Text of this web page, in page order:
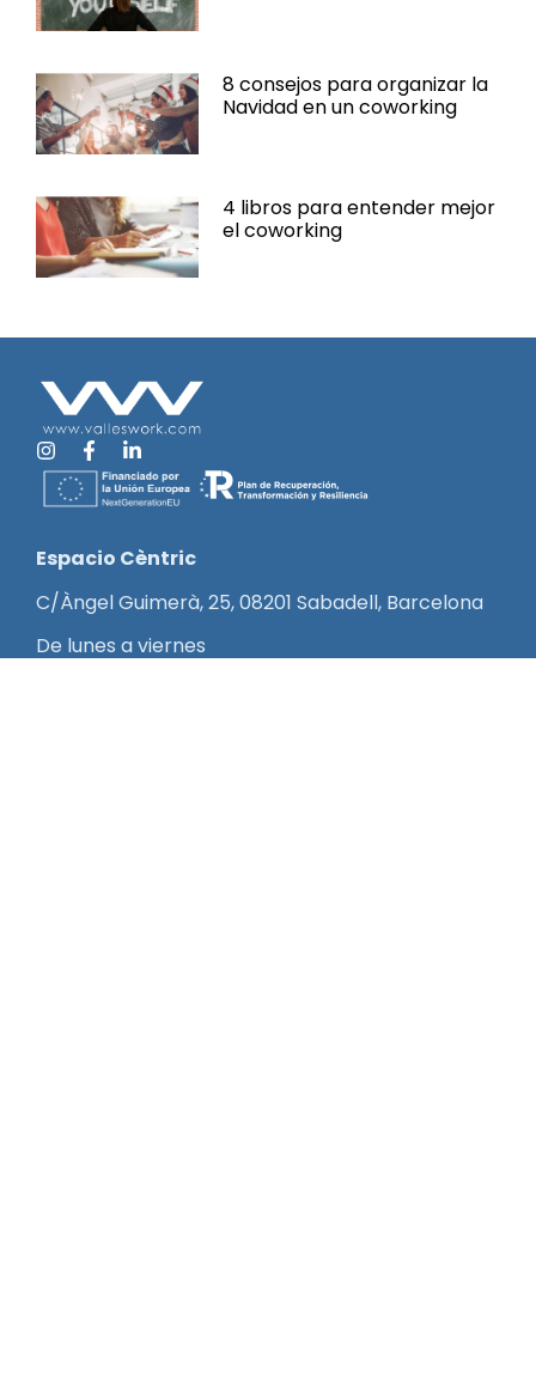
8 consejos para organizar la
Navidad en un coworking
4 libros para entender mejor
el coworking
Espacio Cèntric
C/Àngel Guimerà, 25, 08201 Sabadell, Barcelona
De lunes a viernes